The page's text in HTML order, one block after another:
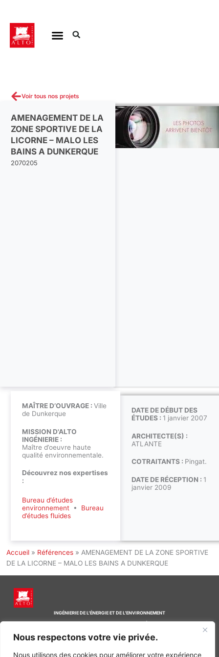
Nous respectons votre vie privée.
Nous utilisons des cookies pour améliorer votre expérience
contenu
Voir tous nos projets
AMENAGEMENT DE LA
ZONE SPORTIVE DE LA
LICORNE – MALO LES
BAINS A DUNKERQUE
2070205
DATE DE DÉBUT DES
ÉTUDES : 1 janvier 2007
ARCHITECTE(S) :
ATLANTE
COTRAITANTS : Pingat.
DATE DE RÉCEPTION : 1
janvier 2009
MAÎTRE D’OUVRAGE : Ville
de Dunkerque
MISSION D'ALTO
INGÉNIERIE :
Maître d’oeuvre haute
qualité environnementale.
Découvrez nos expertises
:
Bureau d’études
environnement• Bureau
d’études fluides
Accueil » Références »AMENAGEMENT DE LA ZONE SPORTIVE
DE LA LICORNE – MALO LES BAINS A DUNKERQUE
INGÉNIERIE DE L’ÉNERGIE ET DE L’ENVIRONNEMENT
Tel. +33 (0)1 64 68 18 50